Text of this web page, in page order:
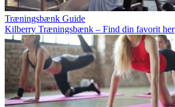
Træningsbænk Guide
Kilberry Træningsbænk – Find din favorit her